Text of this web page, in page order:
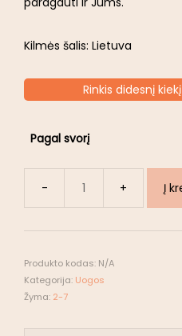
Kilmės šalis: Lietuva
Rinkis didesnį
Pagal svorį
Į
Produkto kodas: N/A
Kategorija: Uogos
Žyma: 2-7